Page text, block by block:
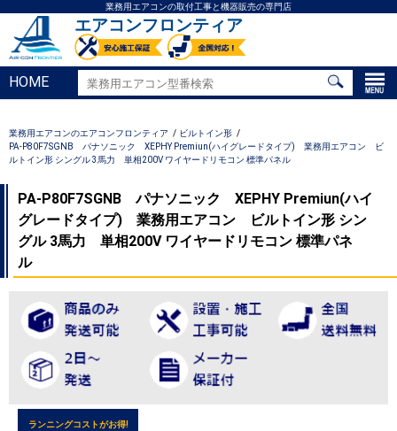
業務用エアコンの取付工事と機器販売の専門店
エアコンフロンティア
HOME
業務用エアコンのエアコンフロンティア
ビルトイン形
PA-P80F7SGNB パナソニック XEPHY Premiun(ハイグレードタイプ) 業務用エアコン ビ
ルトイン形 シングル 3馬力 単相200V ワイヤードリモコン 標準パネル
PA-P80F7SGNB パナソニック XEPHY Premiun(ハイ
グレードタイプ) 業務用エアコン ビルトイン形 シン
グル 3馬力 単相200V ワイヤードリモコン 標準パネ
ル
ランニングコストがお得!